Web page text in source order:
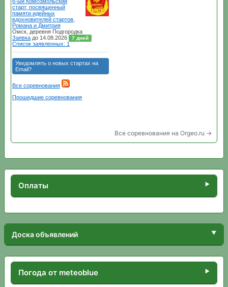
Все соревнования на Orgeo.ru →
Оплаты
Доска объявлений
Погода от meteoblue